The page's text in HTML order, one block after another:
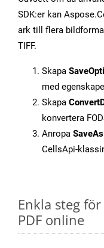
SDK:er kan
ark till flera
TIFF.
Skapa
med
Skapa
konvertera
Anropa
CellsApi-
Enkla steg
PDF online